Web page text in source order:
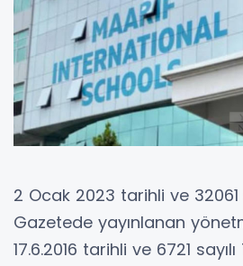
2 Ocak 2023 tarihli ve 32061
Gazetede yayınlanan
17.6.2016 tarihli ve 6721